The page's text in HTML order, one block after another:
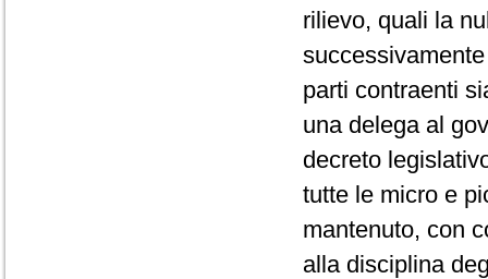
rilievo, quali la
parti contraenti
una delega al
decreto
tutte le micro e
mantenuto, con
alla disciplina